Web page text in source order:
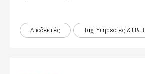
Αποδεκτές Ταχ. Υπηρεσίες & Ηλ.